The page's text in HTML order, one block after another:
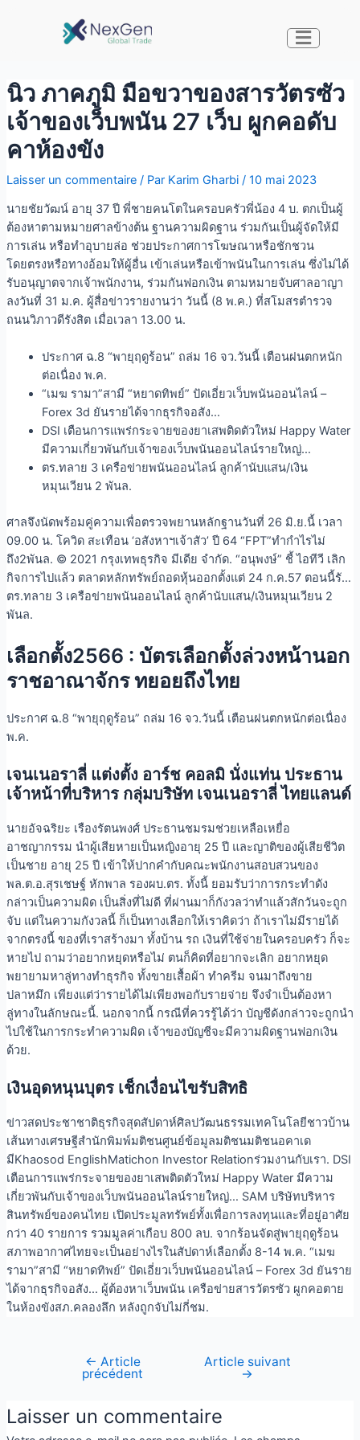
นิว ภาคภูมิ มือขวาของสารวัตรซัว
เจ้าของเว็บพนัน 27 เว็บ ผูกคอดับ
คาห้องขัง
Laisser un commentaire / Par Karim Gharbi / 10 mai 2023
นายชัยวัฒน์ อายุ 37 ปี พี่ชายคนโตในครอบครัวพี่น้อง 4 บ. ตกเป็นผู้
ต้องหาตามหมายศาลข้างต้น ฐานความผิดฐาน ร่วมกันเป็นผู้จัดให้มี
การเล่น หรือทำอุบายล่อ ช่วยประกาศการโฆษณาหรือชักชวน
โดยตรงหรือทางอ้อมให้ผู้อื่น เข้าเล่นหรือเข้าพนันในการเล่น ซึ่งไม่ได้
รับอนุญาตจากเจ้าพนักงาน, ร่วมกันฟอกเงิน ตามหมายจับศาลอาญา
ลงวันที่ 31 ม.ค. ผู้สื่อข่าวรายงานว่า วันนี้ (8 พ.ค.) ที่สโมสรตำรวจ
ถนนวิภาวดีรังสิต เมื่อเวลา 13.00 น.
ประกาศ ฉ.8 “พายุฤดูร้อน” ถล่ม 16 จว.วันนี้ เตือนฝนตกหนัก
ต่อเนื่อง พ.ค.
“เมฆ รามา”สามี “หยาดทิพย์” ปัดเอี่ยวเว็บพนันออนไลน์ –
Forex 3d ยันรายได้จากธุรกิจอสัง…
DSI เตือนการแพร่กระจายของยาเสพติดตัวใหม่ Happy Water
มีความเกี่ยวพันกับเจ้าของเว็บพนันออนไลน์รายใหญ่…
ตร.ทลาย 3 เครือข่ายพนันออนไลน์ ลูกค้านับแสน/เงิน
หมุนเวียน 2 พันล.
ศาลจึงนัดพร้อมคู่ความเพื่อตรวจพยานหลักฐานวันที่ 26 มิ.ย.นี้ เวลา
09.00 น. โควิด สะเทือน ‘อสังหาฯเจ้าสัว’ ปี 64 “FPT”ทำกำไรไม่
ถึง2พันล. © 2021 กรุงเทพธุรกิจ มีเดีย จำกัด. “อนุพงษ์” ชี้ ไอทีวี เลิก
กิจการไปแล้ว ตลาดหลักทรัพย์ถอดหุ้นออกตั้งแต่ 24 ก.ค.57 ตอนนี้รั…
ตร.ทลาย 3 เครือข่ายพนันออนไลน์ ลูกค้านับแสน/เงินหมุนเวียน 2
พันล.
เลือกตั้ง2566 : บัตรเลือกตั้งล่วงหน้านอก
ราชอาณาจักร ทยอยถึงไทย
ประกาศ ฉ.8 “พายุฤดูร้อน” ถล่ม 16 จว.วันนี้ เตือนฝนตกหนักต่อเนื่อง
พ.ค.
เจนเนอราลี่ แต่งตั้ง อาร์ช คอลมิ นั่งแท่น ประธาน
เจ้าหน้าที่บริหาร กลุ่มบริษัท เจนเนอราลี่ ไทยแลนด์
นายอัจฉริยะ เรืองรัตนพงศ์ ประธานชมรมช่วยเหลือเหยื่อ
อาชญากรรม นำผู้เสียหายเป็นหญิงอายุ 25 ปี และญาติของผู้เสียชีวิต
เป็นชาย อายุ 25 ปี เข้าให้ปากคำกับคณะพนักงานสอบสวนของ
พล.ต.อ.สุรเชษฐ์ หักพาล รองผบ.ตร. ทั้งนี้ ยอมรับว่าการกระทำดัง
กล่าวเป็นความผิด เป็นสิ่งที่ไม่ดี ที่ผ่านมาก็กังวลว่าทำแล้วสักวันจะถูก
จับ แต่ในความกังวลนี้ ก็เป็นทางเลือกให้เราคิดว่า ถ้าเราไม่มีรายได้
จากตรงนี้ ของที่เราสร้างมา ทั้งบ้าน รถ เงินที่ใช้จ่ายในครอบครัว ก็จะ
หายไป ถามว่าอยากหยุดหรือไม่ ตนก็คิดที่อยากจะเลิก อยากหยุด
พยายามหาลู่ทางทำธุรกิจ ทั้งขายเสื้อผ้า ทำครีม จนมาถึงขาย
ปลาหมึก เพียงแต่ว่ารายได้ไม่เพียงพอกับรายจ่าย จึงจำเป็นต้องหา
ลู่ทางในลักษณะนี้. นอกจากนี้ กรณีที่ควรรู้ได้ว่า บัญชีดังกล่าวจะถูกนำ
ไปใช้ในการกระทำความผิด เจ้าของบัญชีจะมีความผิดฐานฟอกเงิน
ด้วย.
เงินอุดหนุนบุตร เช็กเงื่อนไขรับสิทธิ
ข่าวสดประชาชาติธุรกิจสุดสัปดาห์ศิลปวัฒนธรรมเทคโนโลยีชาวบ้าน
เส้นทางเศรษฐีสำนักพิมพ์มติชนศูนย์ข้อมูลมติชนมติชนอคาเด
มีKhaosod EnglishMatichon Investor Relationร่วมงานกับเรา. DSI
เตือนการแพร่กระจายของยาเสพติดตัวใหม่ Happy Water มีความ
เกี่ยวพันกับเจ้าของเว็บพนันออนไลน์รายใหญ่… SAM บริษัทบริหาร
สินทรัพย์ของคนไทย เปิดประมูลทรัพย์ทั้งเพื่อการลงทุนและที่อยู่อาศัย
กว่า 40 รายการ รวมมูลค่าเกือบ 800 ลบ. จากร้อนจัดสู่พายุฤดูร้อน
สภาพอากาศไทยจะเป็นอย่างไรในสัปดาห์เลือกตั้ง 8-14 พ.ค. “เมฆ
รามา”สามี “หยาดทิพย์” ปัดเอี่ยวเว็บพนันออนไลน์ – Forex 3d ยันราย
ได้จากธุรกิจอสัง… ผู้ต้องหาเว็บพนัน เครือข่ายสารวัตรซัว ผูกคอตาย
ในห้องขังสภ.คลองลึก หลังถูกจับไม่กี่ชม.
← Article
précédent
Article suivant
→
Laisser un commentaire